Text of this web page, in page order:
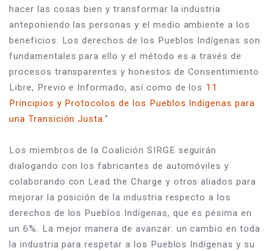
hacer las cosas bien y transformar la industria
anteponiendo las personas y el medio ambiente a los
beneficios. Los derechos de los Pueblos Indígenas son
fundamentales para ello y el método es a través de
procesos transparentes y honestos de Consentimiento
Libre, Previo e Informado, así como de los 11
Principios y Protocolos de los Pueblos Indígenas para
una Transición Justa.”
Los miembros de la Coalición SIRGE seguirán
dialogando con los fabricantes de automóviles y
colaborando con Lead the Charge y otros aliados para
mejorar la posición de la industria respecto a los
derechos de los Pueblos Indígenas, que es pésima en
un 6%. La mejor manera de avanzar: un cambio en toda
la industria para respetar a los Pueblos Indígenas y su